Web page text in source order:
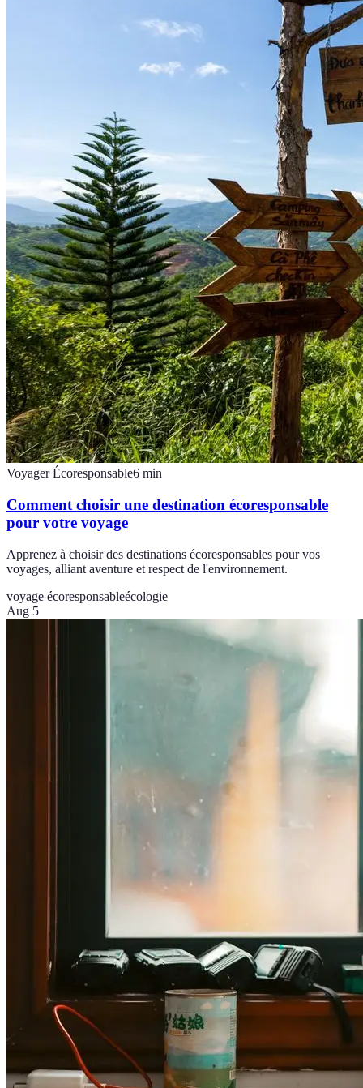
Voyager Écoresponsable6 min
Comment choisir une destination écoresponsable
pour votre voyage
Apprenez à choisir des destinations écoresponsables pour vos
voyages, alliant aventure et respect de l'environnement.
voyage écoresponsableécologie
Aug 5